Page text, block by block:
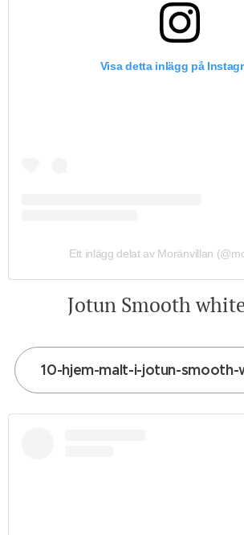
Visa detta inlägg på
Ett inlägg delat av Moränvillan
Jotun Smooth
10-hjem-malt-i-jotun-